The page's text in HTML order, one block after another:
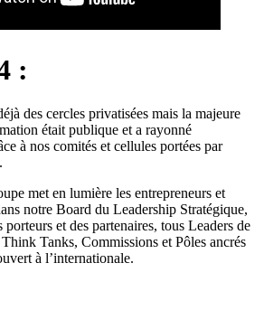
:
des cercles privatisées mais la majeure
était publique et a rayonné
à nos comités et cellules portées par
met en lumière les entrepreneurs et
notre Board du Leadership Stratégique,
et des partenaires, tous Leaders de
Tanks, Commissions et Pôles ancrés
à l’internationale.